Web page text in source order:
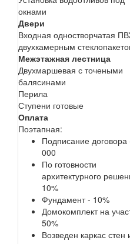
окнами
Двери
Входная одностворчатая
двухкамерным
Межэтажная лестница
Двухмаршевая с точеными
балясинами
Перила
Ступени готовые
Оплата
Поэтапная:
Подписание договора
000
По готовности
архитектурного
10%
Фундамент - 10%
Домокомплект на
50%
Возведен каркас стен